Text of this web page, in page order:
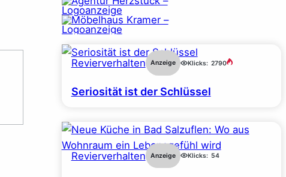
Revierverhalten Anzeige Klicks: 2790
Seriosität ist der Schlüssel
Revierverhalten Anzeige Klicks: 54